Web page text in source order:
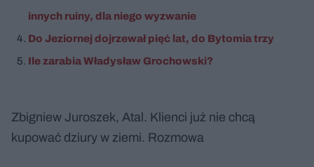
innych ruiny, dla niego wyzwanie
Do Jeziornej dojrzewał pięć lat, do Bytomia trzy
Ile zarabia Władysław Grochowski?
Zbigniew Juroszek, Atal. Klienci już nie chcą
kupować dziury w ziemi. Rozmowa